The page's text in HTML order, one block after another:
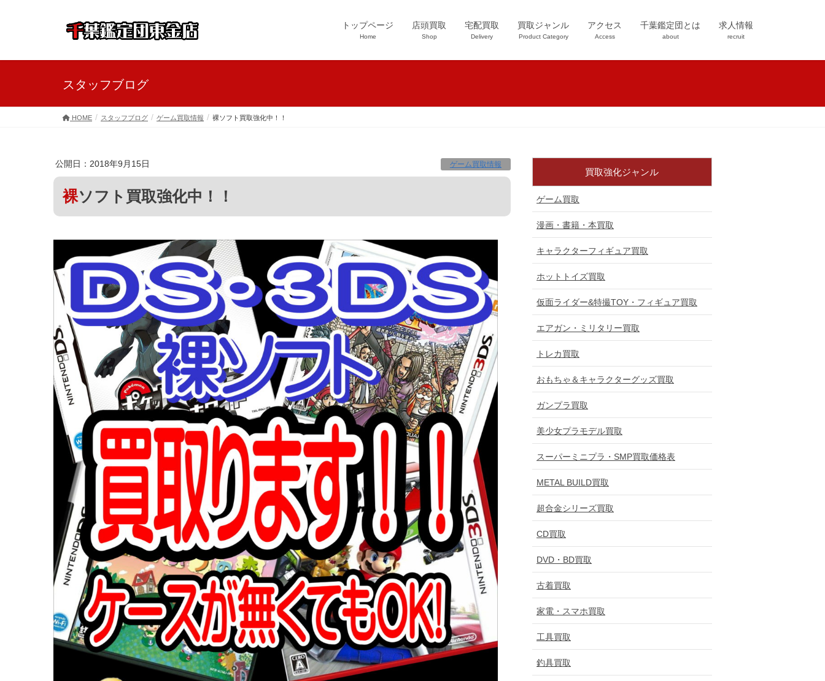
トップページ
Home
店頭買取
Shop
宅配買取
Delivery
買取ジャンル
Product Category
アクセス
Access
千葉鑑定団とは
about
求人情報
recruit
スタッフブログ
HOME スタッフブログ ゲーム買取情報 裸ソフト買取強化中！！
公開日：2018年9月15日 ゲーム買取情報
裸ソフト買取強化中！！
買取強化ジャンル
ゲーム買取
漫画・書籍・本買取
キャラクターフィギュア買取
ホットトイズ買取
仮面ライダー&特撮TOY・フィギュア買取
エアガン・ミリタリー買取
トレカ買取
おもちゃ＆キャラクターグッズ買取
ガンプラ買取
美少女プラモデル買取
スーパーミニプラ・SMP買取価格表
METAL BUILD買取
超合金シリーズ買取
CD買取
DVD・BD買取
古着買取
家電・スマホ買取
工具買取
釣具買取